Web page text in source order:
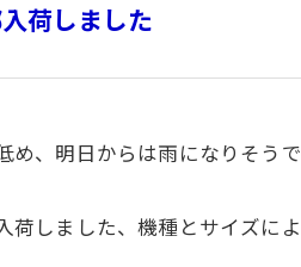
荷しました
め、明日からは雨になりそう
荷しました、機種とサイズに